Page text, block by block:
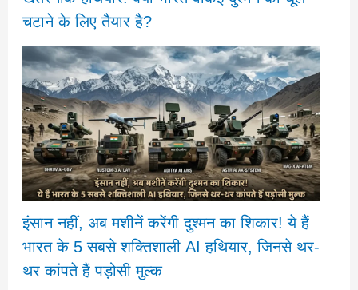
चटाने के लिए तैयार है?
इंसान नहीं, अब मशीनें करेंगी दुश्मन का शिकार! ये हैं
भारत के 5 सबसे शक्तिशाली AI हथियार, जिनसे थर-
थर कांपते हैं पड़ोसी मुल्क